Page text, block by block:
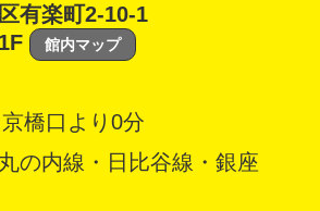
有楽町2-10-1
館内マップ
橋口より0分
の内線・日比谷線・銀座